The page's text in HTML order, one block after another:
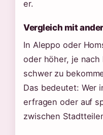
er.
Vergleich mit
In Aleppo oder
oder höher, je
schwer zu
Das bedeutet: Wer
erfragen oder auf
zwischen